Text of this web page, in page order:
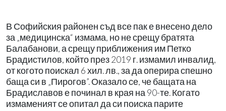
В Софийския районен съд все пак е внесено дело
за „медицинска“ измама, но не срещу братята
Балабанови, а срещу приближения им Петко
Брадистилов, който през 2019 г. измамил инвалид,
от когото поискал 6 хил. лв., за да оперира спешно
баща си в „Пирогов”. Оказало се, че бащата на
Брадиславов е починал в края на 90-те. Когато
измаменият се опитал да си поиска парите